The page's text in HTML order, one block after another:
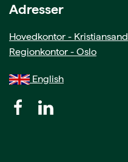
Adresser
Hovedkontor - Kristiansand
Regionkontor - Oslo
English